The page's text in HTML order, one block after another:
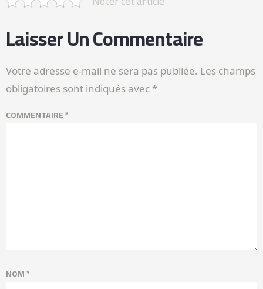
Laisser Un Commentaire
Votre adresse e-mail ne sera pas publiée. Les champs
obligatoires sont indiqués avec *
COMMENTAIRE*
NOM*